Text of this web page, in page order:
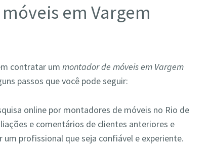
em Vargem
contratar ummontador de móveis em Vargem
passos que você pode seguir:
online por montadores de móveis no Rio de
e comentários de clientes anteriores e
profissional que seja confiável e experiente.